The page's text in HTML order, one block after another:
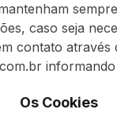
caso seja
contato através
Os Cookies